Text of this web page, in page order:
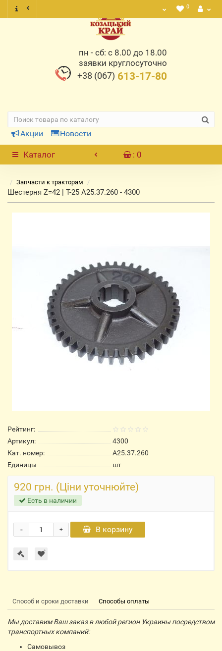
0
пн - сб: с 8.00 до 18.00
заявки круглосуточно
+38 (067) 613-17-80
Акции Новости
Каталог : 0
Запчасти к тракторам
Шестерня Z=42 | Т-25 А25.37.260 - 4300
Рейтинг:
Артикул:
4300
Кат. номер:
А25.37.260
Единицы
шт
920 грн. (Ціни уточнюйте)
Есть в наличии
+
- В корзину
Способ и сроки доставки Способы оплаты
Мы доставим Ваш заказ в любой регион Украины посредством
транспортных компаний:
Самовывоз